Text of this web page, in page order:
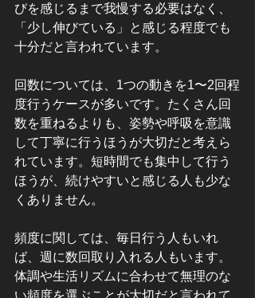
びを感じるまで我慢する必要はなく、
「少し伸びている」と感じる程度でも
十分だと言われています。
回数については、1つの動きを1〜2回程
度行うケースが多いです。たくさん回
数を重ねるよりも、姿勢や呼吸を意識
して丁寧に行うほうが大切だと考えら
れています。短時間でも集中して行う
ほうが、続けやすいと感じる人も少な
くありません。
頻度に関しては、毎日行う人もいれ
ば、週に数回取り入れる人もいます。
体調や生活リズムに合わせて無理のな
い頻度を選ぶことが大切だと言われて